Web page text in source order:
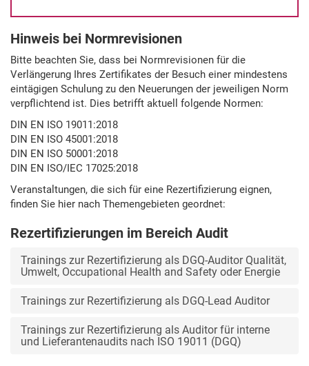
Hinweis bei Normrevisionen
Bitte beachten Sie, dass bei Normrevisionen für die
Verlängerung Ihres Zertifikates der Besuch einer mindestens
eintägigen Schulung zu den Neuerungen der jeweiligen Norm
verpflichtend ist. Dies betrifft aktuell folgende Normen:
DIN EN ISO 19011:2018
DIN EN ISO 45001:2018
DIN EN ISO 50001:2018
DIN EN ISO/IEC 17025:2018
Veranstaltungen, die sich für eine Rezertifizierung eignen,
finden Sie hier nach Themengebieten geordnet:
Rezertifizierungen im Bereich Audit
Trainings zur Rezertifizierung als DGQ-Auditor Qualität,
Umwelt, Occupational Health and Safety oder Energie
Trainings zur Rezertifizierung als DGQ-Lead Auditor
Trainings zur Rezertifizierung als Auditor für interne
und Lieferantenaudits nach ISO 19011 (DGQ)